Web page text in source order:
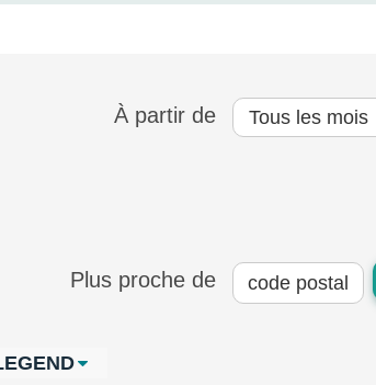
À partir de
Plus proche de